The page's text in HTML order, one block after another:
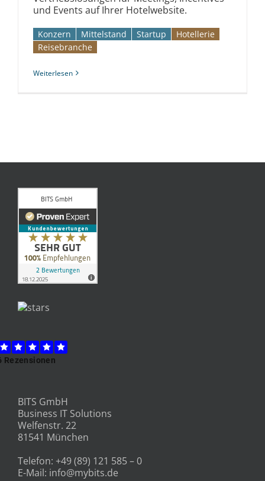
und Events auf Ihrer Hotelwebsite.
Konzern Mittelstand Startup
Hotellerie
Reise­branche
Weiterlesen
BITS GmbH
Business IT Solutions
Welfenstr. 22
81541 München
Telefon: +49 (89) 121 585 – 0
E-Mail: info@mybits.de